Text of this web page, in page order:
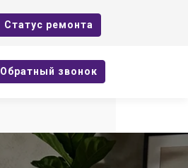
Cтатус ремонта
Oбратный звонок